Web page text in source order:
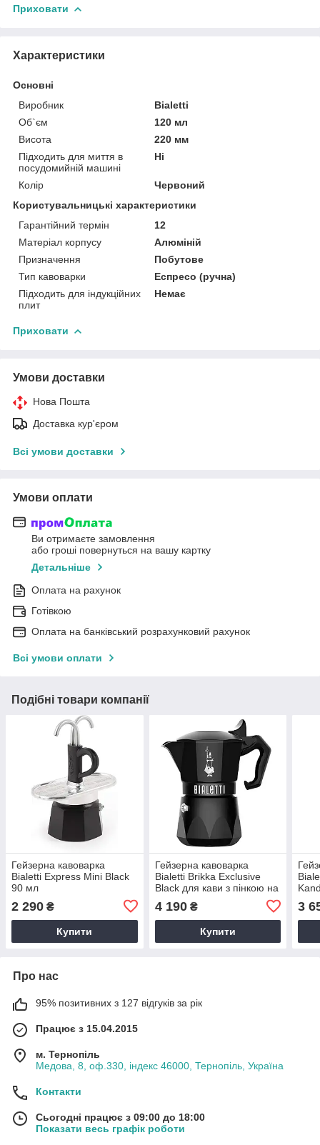
Приховати
Характеристики
Основні
Виробник
Bialetti
Об`єм
120 мл
Висота
220 мм
Підходить для миття в
посудомийній машині
Ні
Колір
Червоний
Користувальницькі характеристики
Гарантійний термін
12
Матеріал корпусу
Алюміній
Призначення
Побутове
Тип кавоварки
Еспресо (ручна)
Підходить для індукційних
плит
Немає
Приховати
Умови доставки
Нова Пошта
Доставка кур'єром
Всі умови доставки
Умови оплати
Ви отримаєте замовлення
або гроші повернуться на вашу картку
Детальніше
Оплата на рахунок
Готівкою
Оплата на банківський розрахунковий рахунок
Всі умови оплати
Подібні товари компанії
Гейзерна кавоварка
Bialetti Express Mini Black
90 мл
2 290 ₴
Купити
Гейзерна кавоварка
Bialetti Brikka Exclusive
Black для кави з пінкою на
клапаном
4 190₴
Купити
3
Про нас
95% позитивних з 127 відгуків за рік
Працює з 15.04.2015
м. Тернопіль
Медова, 8, оф.330, індекс 46000, Тернопіль, Україна
Контакти
Сьогодні працює з 09:00 до 18:00
Показати весь графік роботи